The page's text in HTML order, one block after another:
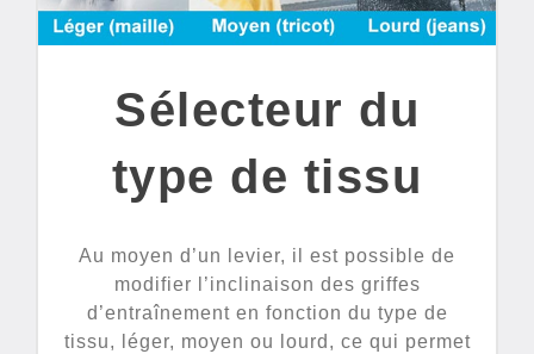
Sélecteur du
type de tissu
Au moyen d’un levier, il est possible de
modifier l’inclinaison des griffes
d’entraînement en fonction du type de
tissu, léger, moyen ou lourd, ce qui permet